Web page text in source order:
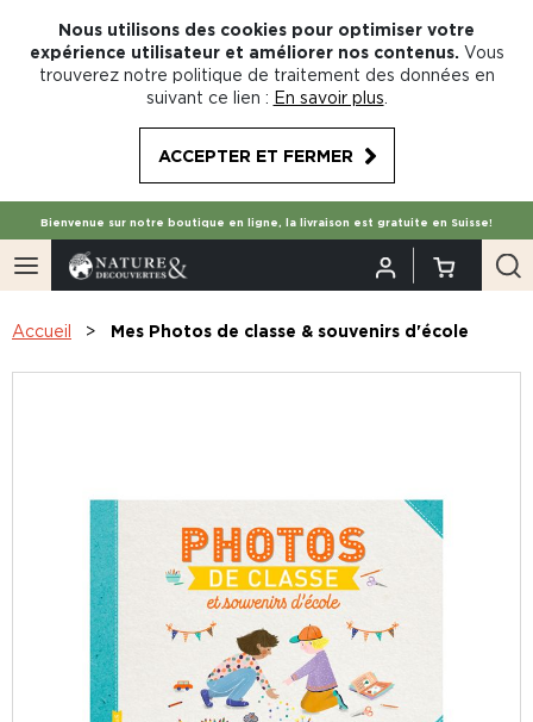
Nous utilisons des cookies pour optimiser votre
expérience utilisateur et améliorer nos contenus. Vous
trouverez notre politique de traitement des données en
suivant ce lien : En savoir plus
ACCEPTER ET FERMER
Bienvenue sur notre boutique en ligne, la livraison est gratuite en Suisse!
Accueil Mes Photos de classe & souvenirs d'école